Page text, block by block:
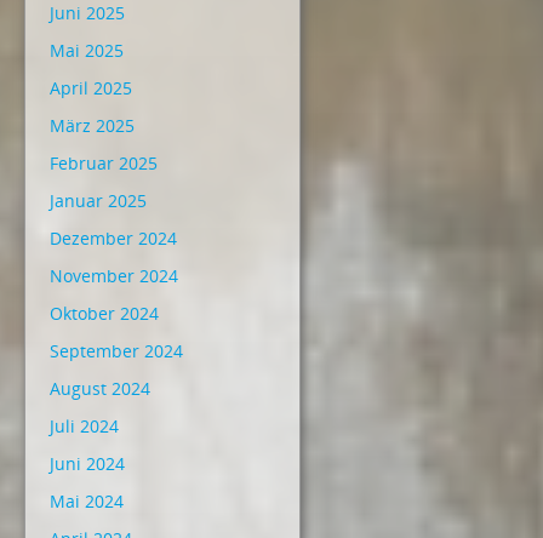
Juni 2025
Mai 2025
April 2025
März 2025
Februar 2025
Januar 2025
Dezember 2024
November 2024
Oktober 2024
September 2024
August 2024
Juli 2024
Juni 2024
Mai 2024